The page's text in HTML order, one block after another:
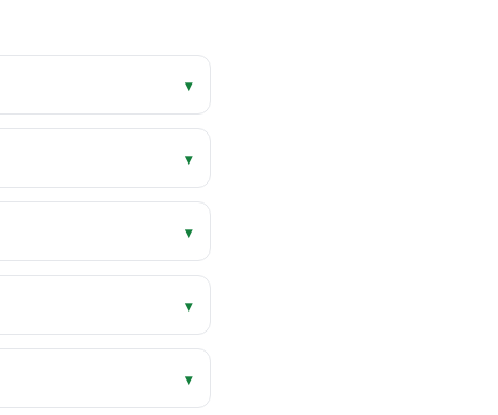
▾
▾
▾
▾
▾